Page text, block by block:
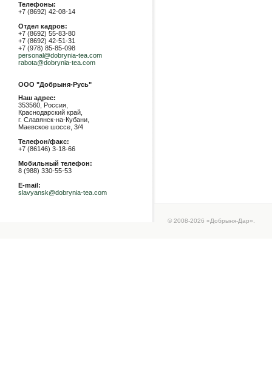
Телефоны:
+7 (8692) 42-08-14
Отдел кадров:
+7 (8692) 55-83-80
+7 (8692) 42-51-31
+7 (978) 85-85-098
personal@dobrynia-tea.com
rabota@dobrynia-tea.com
ООО "Добрыня-Русь"
Наш адрес:
353560, Россия,
Краснодарский край,
г. Славянск-на-Кубани,
Маевское шоссе, 3/4
Телефон/факс:
+7 (86146) 3-18-66
Мобильный телефон:
8 (988) 330-55-53
E-mail:
slavyansk@dobrynia-tea.com
© 2008-2026 «Добрыня-Дар».